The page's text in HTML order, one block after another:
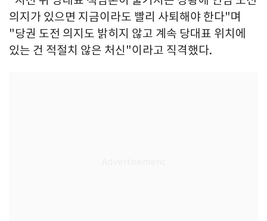
의지가 있으면 지금이라도 빨리 사퇴해야 한다"며
"당권 도전 의지도 밝히지 않고 계속 당대표 위치에
있는 건 적절치 않은 처신"이라고 직격했다.